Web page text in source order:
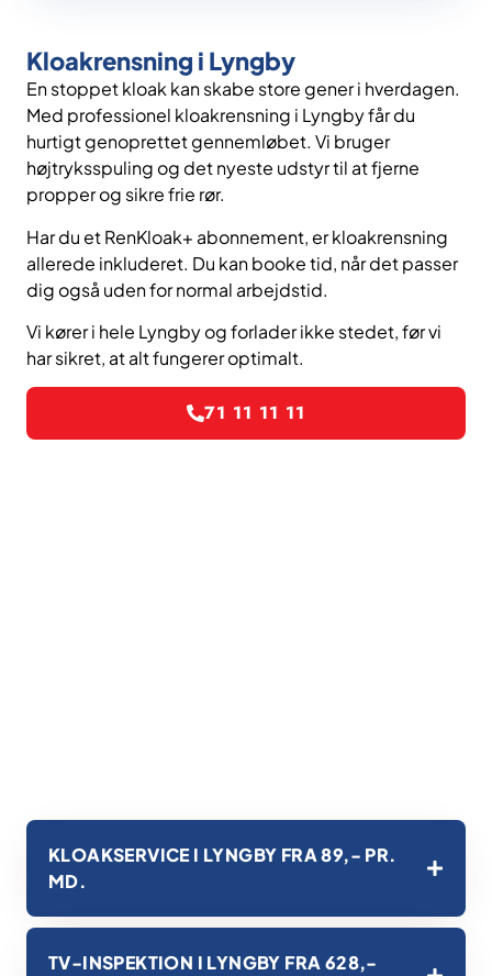
Kloakrensning i Lyngby
En stoppet kloak kan skabe store gener i hverdagen.
Med professionel kloakrensning i Lyngby får du
hurtigt genoprettet gennemløbet. Vi bruger
højtryksspuling og det nyeste udstyr til at fjerne
propper og sikre frie rør.
Har du et RenKloak+ abonnement, er kloakrensning
allerede inkluderet. Du kan booke tid, når det passer
dig også uden for normal arbejdstid.
Vi kører i hele Lyngby og forlader ikke stedet, før vi
har sikret, at alt fungerer optimalt.
71 11 11 11
KLOAKSERVICE I LYNGBY FRA 89,- PR.
MD.
TV-INSPEKTION I LYNGBY FRA 628,-